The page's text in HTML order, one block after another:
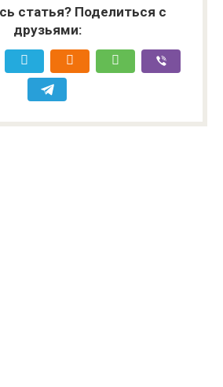
статья? Поделиться с
друзьями: